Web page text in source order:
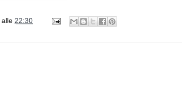
alle 22:30